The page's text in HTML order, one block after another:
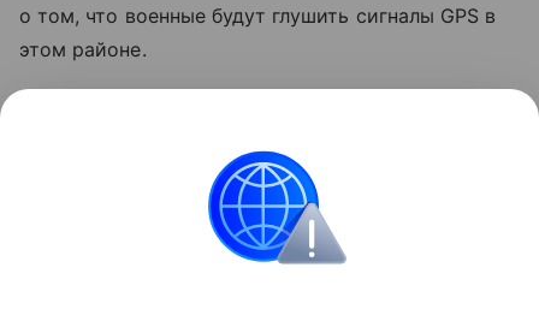
о том, что военные будут глушить сигналы GPS в
этом районе.
дал им указание заходить на посадку, используя
наземные ориентиры, а не приборы. Однако при
снижении самолет врезался в гору в 20
километрах от аэродрома.